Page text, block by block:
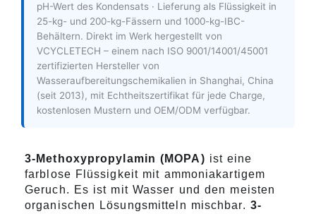
pH-Wert des Kondensats · Lieferung als Flüssigkeit in
25-kg- und 200-kg-Fässern und 1000-kg-IBC-
Behältern. Direkt im Werk hergestellt von
VCYCLETECH – einem nach ISO 9001/14001/45001
zertifizierten Hersteller von
Wasseraufbereitungschemikalien in Shanghai, China
(seit 2013), mit Echtheitszertifikat für jede Charge,
kostenlosen Mustern und OEM/ODM verfügbar.
3-Methoxypropylamin (MOPA) ist eine
farblose Flüssigkeit mit ammoniakartigem
Geruch. Es ist mit Wasser und den meisten
organischen Lösungsmitteln mischbar. 3-